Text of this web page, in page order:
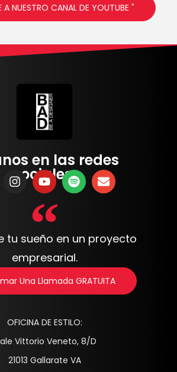
A NUESTRO CANAL DE YOUTUBE "
en las redes
sociales:
tu sueño en un proyecto
empresarial.
Una Llamada GRATUITA
OFICINA DE ESTILO:
Vittorio Veneto, 8/D
21013 Gallarate VA